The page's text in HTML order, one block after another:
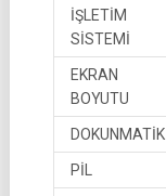
İŞLETİM
SİSTEMİ
EKRAN
BOYUTU
DOKUNMATİK
PİL